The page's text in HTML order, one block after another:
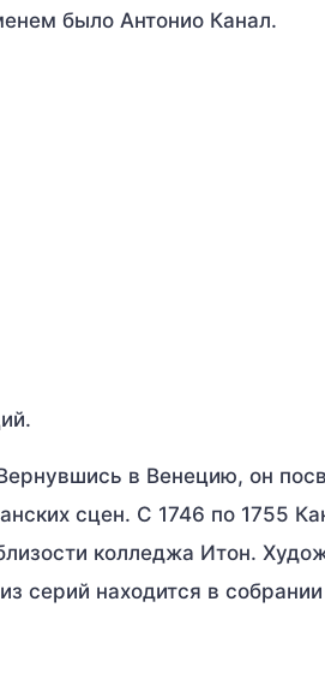
было Антонио Канал.
в Венецию, он
сцен. С 1746 по 1755
колледжа Итон.
серий находится в